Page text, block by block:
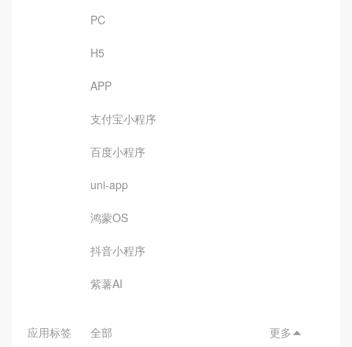
PC
H5
APP
支付宝小程序
百度小程序
uni-app
鸿蒙OS
抖音小程序
紫薯AI
应用标签 全部 更多 